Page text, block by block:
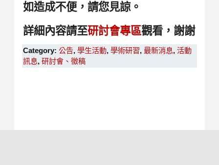
如造成不便，請您見諒。
詳細內容請至研討會專區觀看，謝謝
Category: 公告, 學生活動, 學術研習, 最新消息, 活動
訊息, 研討會、徵稿